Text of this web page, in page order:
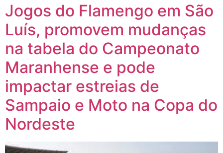
Jogos do Flamengo em São
Luís, promovem mudanças
na tabela do Campeonato
Maranhense e pode
impactar estreias de
Sampaio e Moto na Copa do
Nordeste